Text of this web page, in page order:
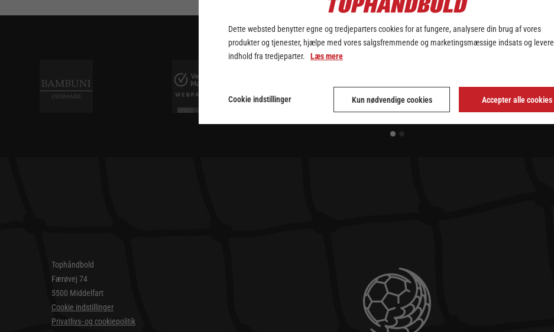
Tophåndbold
Færøvej 74
5500 Middelfart
Cookie indstillinger
Privatlivs- og cookiepolitik
Dette websted benytter egne og tredjeparters cookies for at fungere, analysere din brug af vores
produkter og tjenester, hjælpe med vores salgsfremmende og marketingsmæssige indsats og levere
indhold fra tredjeparter. Læs mere
Cookie indstillinger Kun nødvendige cookies Accepter alle cookies